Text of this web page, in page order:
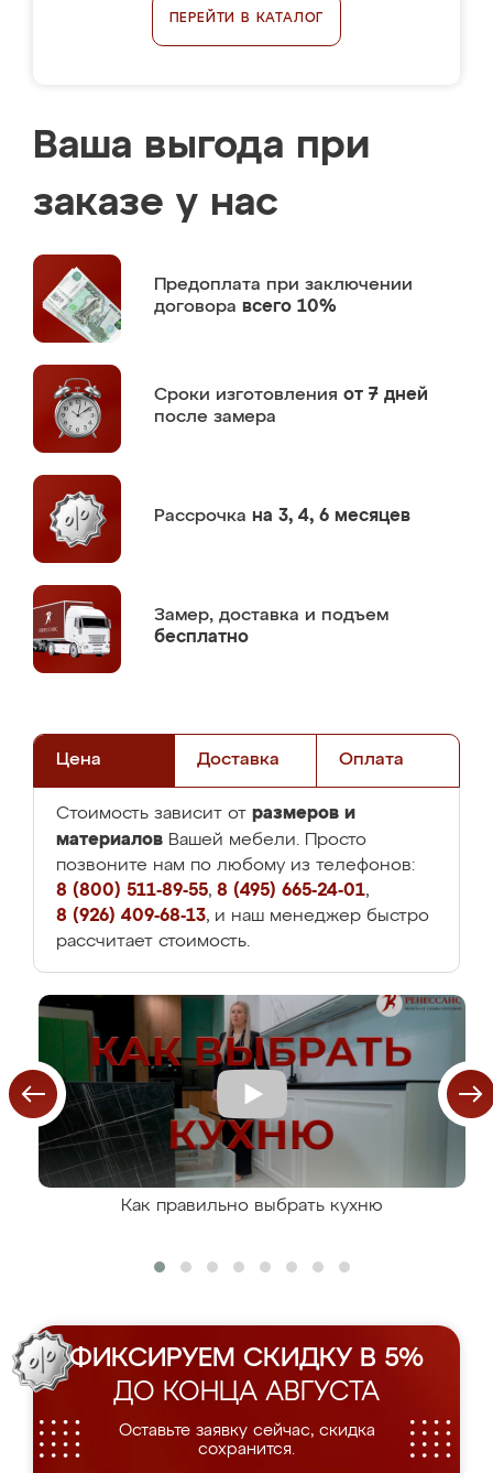
ПЕРЕЙТИ В КАТАЛОГ
Ваша выгода при
заказе у нас
Предоплата при заключении
договора всего 10%
Сроки изготовления от 7 дней
после замера
Рассрочка на 3, 4, 6 месяцев
Замер, доставка и подъем
бесплатно
Цена Доставка Оплата
Стоимость зависит от размеров и
материалов Вашей мебели. Просто
позвоните нам по любому из телефонов:
8 (800) 511-89-55, 8 (495) 665-24-01,
8 (926) 409-68-13, и наш менеджер быстро
рассчитает стоимость.
Как правильно выбрать кухню
ФИКСИРУЕМ СКИДКУ В 5%
ДО КОНЦА АВГУСТА
Оставьте заявку сейчас, скидка
сохранится.